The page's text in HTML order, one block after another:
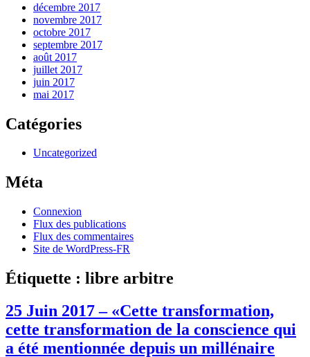
décembre 2017
novembre 2017
octobre 2017
septembre 2017
août 2017
juillet 2017
juin 2017
mai 2017
Catégories
Uncategorized
Méta
Connexion
Flux des publications
Flux des commentaires
Site de WordPress-FR
Étiquette : libre arbitre
25 Juin 2017 – «Cette transformation,
cette transformation de la conscience qui
a été mentionnée depuis un millénaire